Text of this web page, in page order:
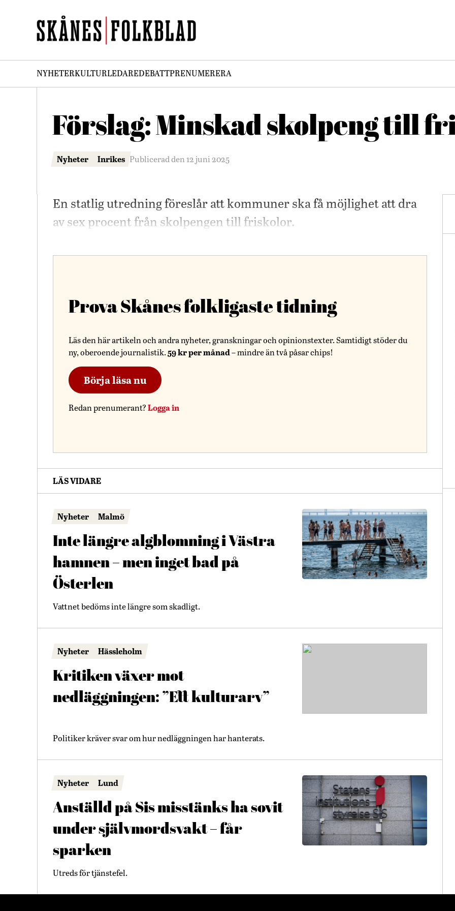
NYHETERKULTURLEDAREDEBATTPRENUMERERA
Förslag: Minskad skolpeng till
Nyheter Inrikes Publicerad den 12 juni 2025
En statlig utredning föreslår att kommuner ska få möjlighet att dra
av sex procent från skolpengen till friskolor.
Prova Skånes folkligaste tidning
Läs den här artikeln och andra nyheter, granskningar och opinionstexter. Samtidigt stöder du
ny, oberoende journalistik.59 kr per månad– mindre än två påsar chips!
Börja läsa nu
Redan prenumerant?Logga in
LÄS VIDARE
Nyheter Malmö
Inte längre algblomning i Västra
hamnen – men inget bad på
Österlen
Vattnet bedöms inte längre som skadligt.
Nyheter Hässleholm
Kritiken växer mot
nedläggningen: ”Ett kulturarv”
Politiker kräver svar om hur nedläggningen har hanterats.
Nyheter Lund
Anställd på Sis misstänks ha sovit
under självmordsvakt – får
sparken
Utreds för tjänstefel.